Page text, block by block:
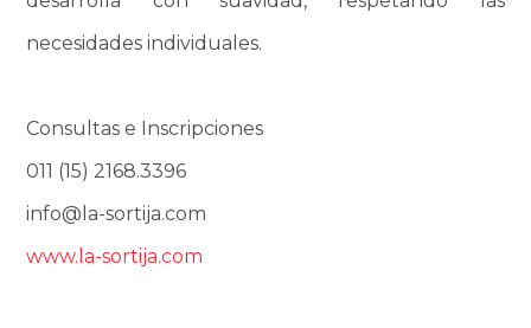
necesidades individuales.
Consultas e Inscripciones
011 (15) 2168.3396
info@la-sortija.com
www.la-sortija.com